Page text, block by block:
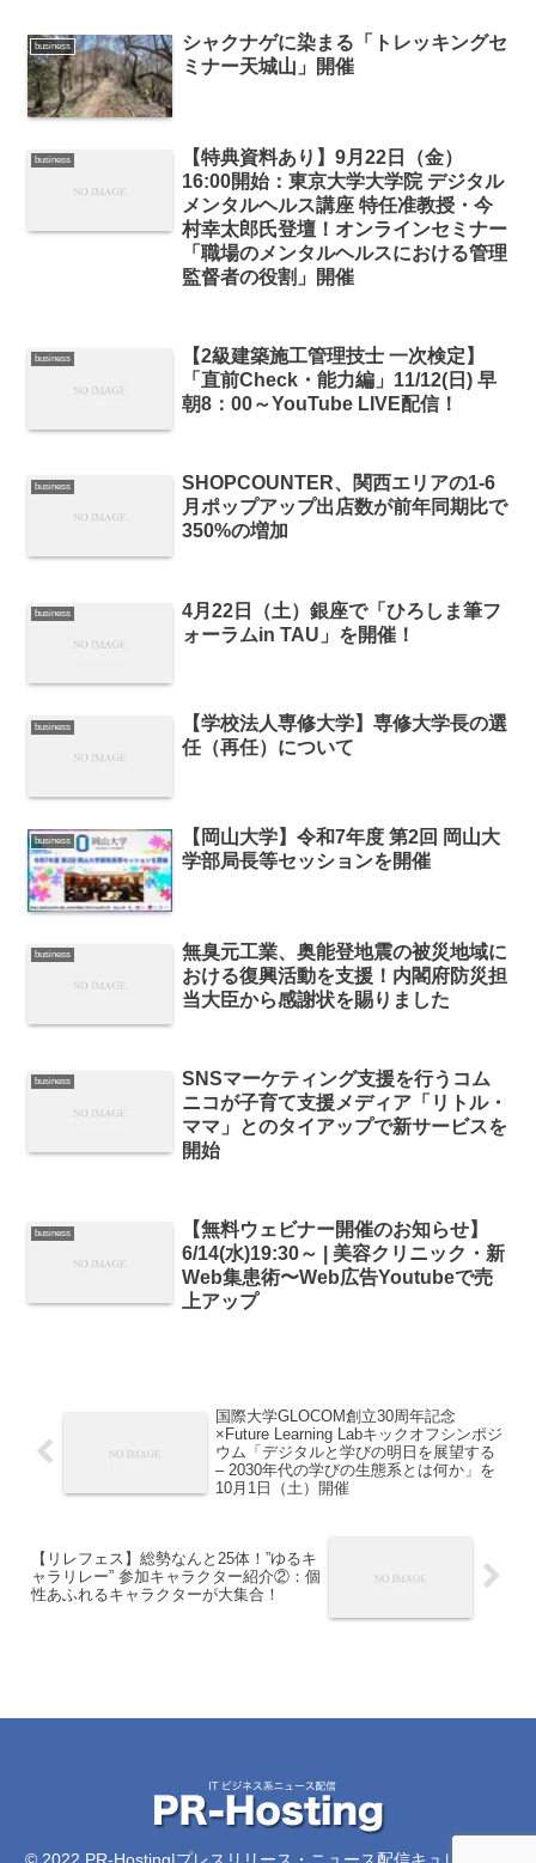
business
シャクナゲに染まる「トレッキングセ
ミナー天城山」開催
business
【特典資料あり】9月22日（金）
16:00開始：東京大学大学院 デジタル
メンタルヘルス講座 特任准教授・今
村幸太郎氏登壇！オンラインセミナー
「職場のメンタルヘルスにおける管理
監督者の役割」開催
business
【2級建築施工管理技士 一次検定】
「直前Check・能力編」11/12(日) 早
朝8：00～YouTube LIVE配信！
business
SHOPCOUNTER、関西エリアの1-6
月ポップアップ出店数が前年同期比で
350%の増加
business
4月22日（土）銀座で「ひろしま筆フ
ォーラムin TAU」を開催！
business
【学校法人専修大学】専修大学長の選
任（再任）について
business
【岡山大学】令和7年度 第2回 岡山大
学部局長等セッションを開催
business
無臭元工業、奥能登地震の被災地域に
おける復興活動を支援！内閣府防災担
当大臣から感謝状を賜りました
business
SNSマーケティング支援を行うコム
ニコが子育て支援メディア「リトル・
ママ」とのタイアップで新サービスを
開始
business
【無料ウェビナー開催のお知らせ】
6/14(水)19:30～ | 美容クリニック・新
Web集患術〜Web広告Youtubeで売
上アップ
国際大学GLOCOM創立30周年記念
×Future Learning Labキックオフシンポジ
ウム「デジタルと学びの明日を展望する
– 2030年代の学びの生態系とは何か」を
10月1日（土）開催
【リレフェス】総勢なんと25体！”ゆるキ
ャラリレー” 参加キャラクター紹介②：個
性あふれるキャラクターが大集合！